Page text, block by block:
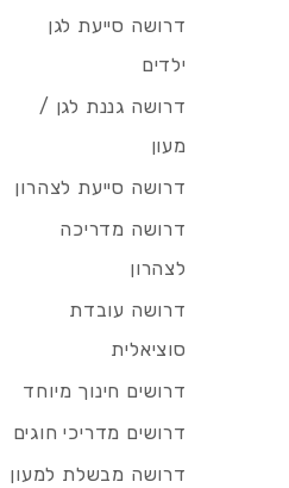
דרושה סייעת לגן
ילדים
דרושה גננת לגן /
מעון
דרושה סייעת לצהרון
דרושה מדריכה
לצהרון
דרושה עובדת
סוציאלית
דרושים חינוך מיוחד
דרושים מדריכי חוגים
דרושה מבשלת למעון